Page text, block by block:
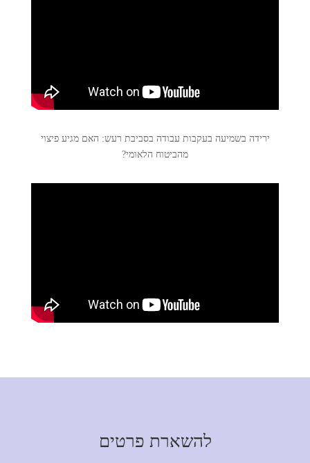
ירידה בשמיעה בעקבות עבודה בסביבת רעש: האם מגיע פיצוי
מהביטוח הלאומי?
להשארת פרטים